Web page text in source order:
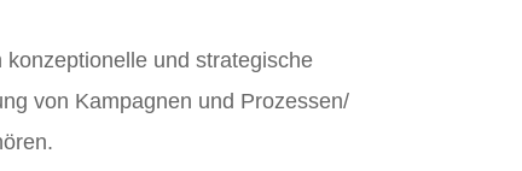
und strategische
von Kampagnen und Prozessen/